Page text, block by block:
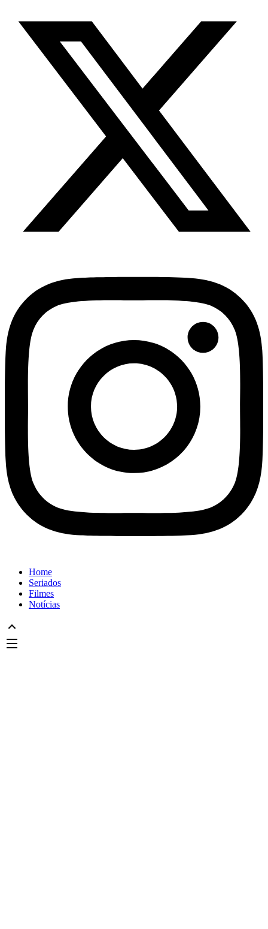
Home
Seriados
Filmes
Notícias